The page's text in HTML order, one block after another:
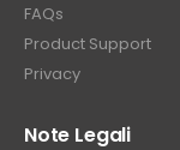
FAQs
Product Support
Privacy
Note Legali